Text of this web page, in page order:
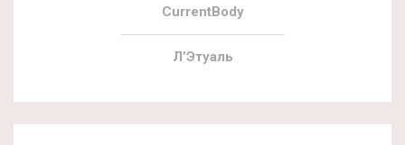
CurrentBody
Л’Этуаль